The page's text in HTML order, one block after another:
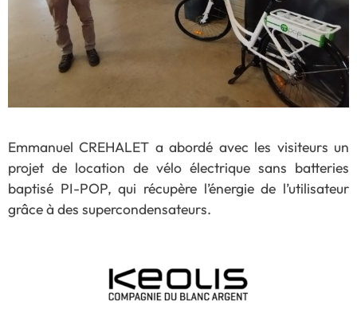
Emmanuel CREHALET a abordé avec les visiteurs un
projet de location de vélo électrique sans batteries
baptisé PI-POP, qui récupère l’énergie de l’utilisateur
grâce à des supercondensateurs.